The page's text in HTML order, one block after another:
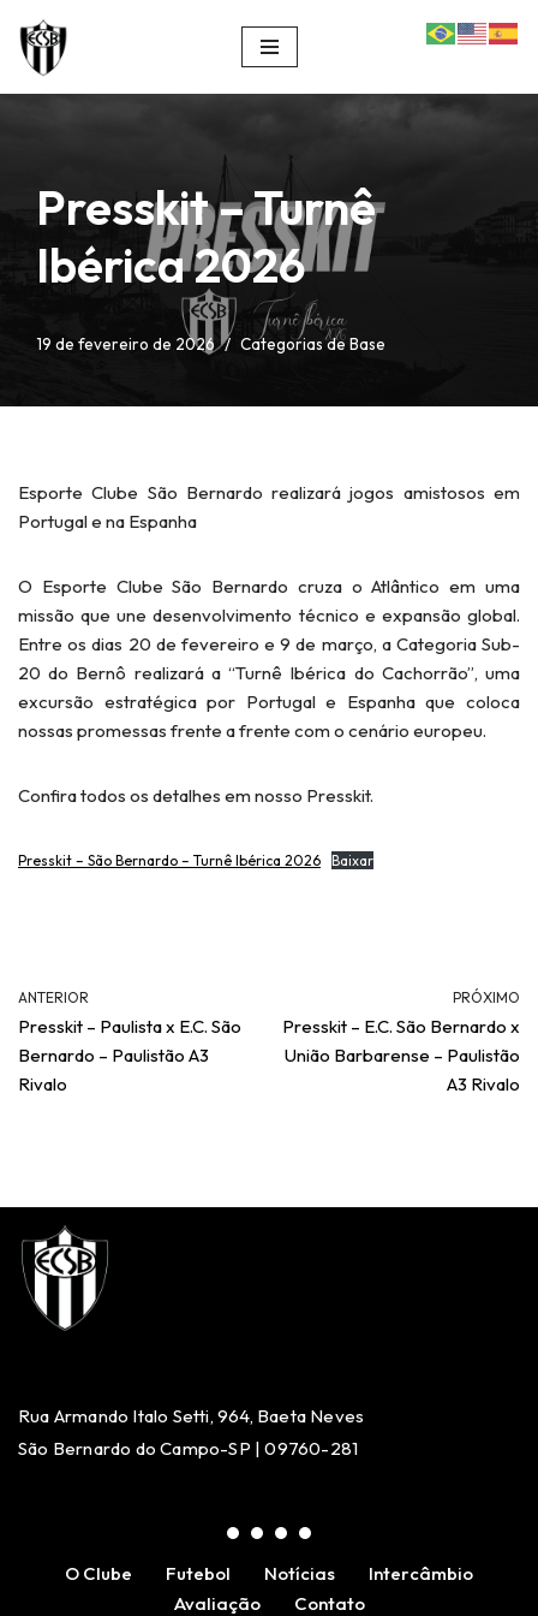
Pular
para
Presskit – Turnê
Ibérica 2026
19 de fevereiro de 2026 Categorias de Base
Esporte Clube São Bernardo realizará jogos amistosos em
Portugal e na Espanha
O Esporte Clube São Bernardo cruza o Atlântico em uma
missão que une desenvolvimento técnico e expansão global.
Entre os dias 20 de fevereiro e 9 de março, a Categoria Sub-
20 do Bernô realizará a “Turnê Ibérica do Cachorrão”, uma
excursão estratégica por Portugal e Espanha que coloca
nossas promessas frente a frente com o cenário europeu.
Confira todos os detalhes em nosso Presskit.
Presskit – São Bernardo – Turnê Ibérica 2026 Baixar
ANTERIOR
Presskit – Paulista x E.C. São
Bernardo – Paulistão A3
Rivalo
PRÓXIMO
Presskit – E.C. São Bernardo x
União Barbarense – Paulistão
A3 Rivalo
Rua Armando Italo Setti, 964, Baeta Neves
São Bernardo do Campo-SP | 09760-281
O Clube Futebol Notícias
Intercâmbio
Avaliação
Contato